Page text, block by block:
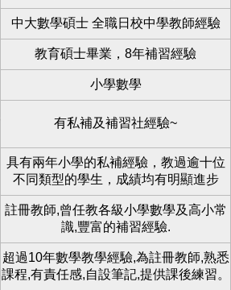
中大數學碩士 全職日校中學教師經驗
教育碩士畢業，8年補習經驗
小學數學
有私補及補習社經驗~
具有兩年小學的私補經驗，教過逾十位
不同類型的學生，成績均有明顯進步
註冊教師,曾任教各級小學數學及高小常
識,豐富的補習經驗.
超過10年數學教學經驗,為註冊教師,熟悉
課程,有責任感,自設筆記,提供課後練習。